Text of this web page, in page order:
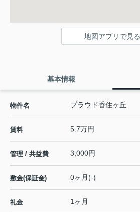
地図アプリで見る
基本情報
物件名 プラウド香住ヶ丘
賃料 5.7万円
管理 / 共益費 3,000円
敷金(保証金) 0ヶ月(-)
礼金 1ヶ月